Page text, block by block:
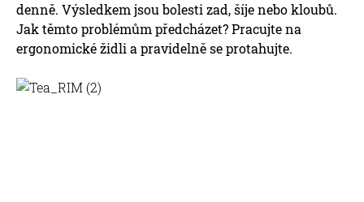
denně. Výsledkem jsou bolesti zad, šíje nebo kloubů.
Jak těmto problémům předcházet? Pracujte na
ergonomické židli a pravidelně se protahujte.